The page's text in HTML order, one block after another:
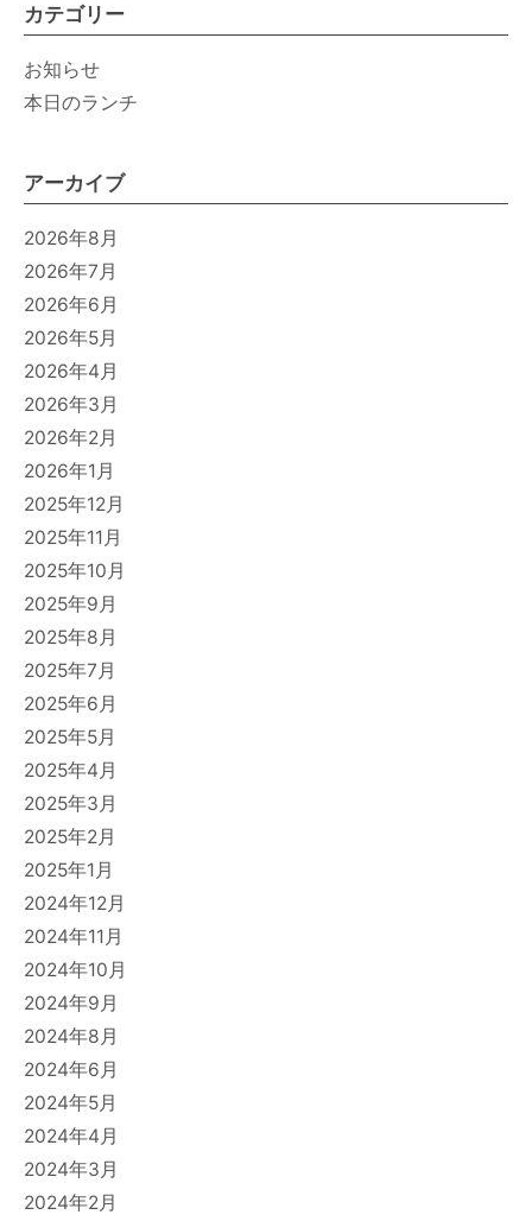
カテゴリー
お知らせ
本日のランチ
アーカイブ
2026年8月
2026年7月
2026年6月
2026年5月
2026年4月
2026年3月
2026年2月
2026年1月
2025年12月
2025年11月
2025年10月
2025年9月
2025年8月
2025年7月
2025年6月
2025年5月
2025年4月
2025年3月
2025年2月
2025年1月
2024年12月
2024年11月
2024年10月
2024年9月
2024年8月
2024年6月
2024年5月
2024年4月
2024年3月
2024年2月